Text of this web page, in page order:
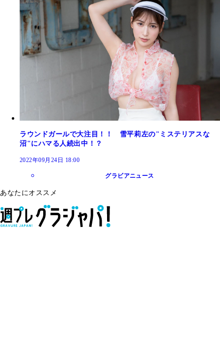
ラウンドガールで大注目！！ 雪平莉左の"ミステリアスな
沼"にハマる人続出中！？
2022年09月24日 18:00
グラビアニュース
あなたにオススメ